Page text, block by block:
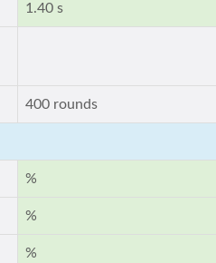
1.40 s
400 rounds
%
%
%